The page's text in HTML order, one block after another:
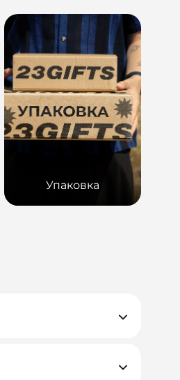
Упаковка